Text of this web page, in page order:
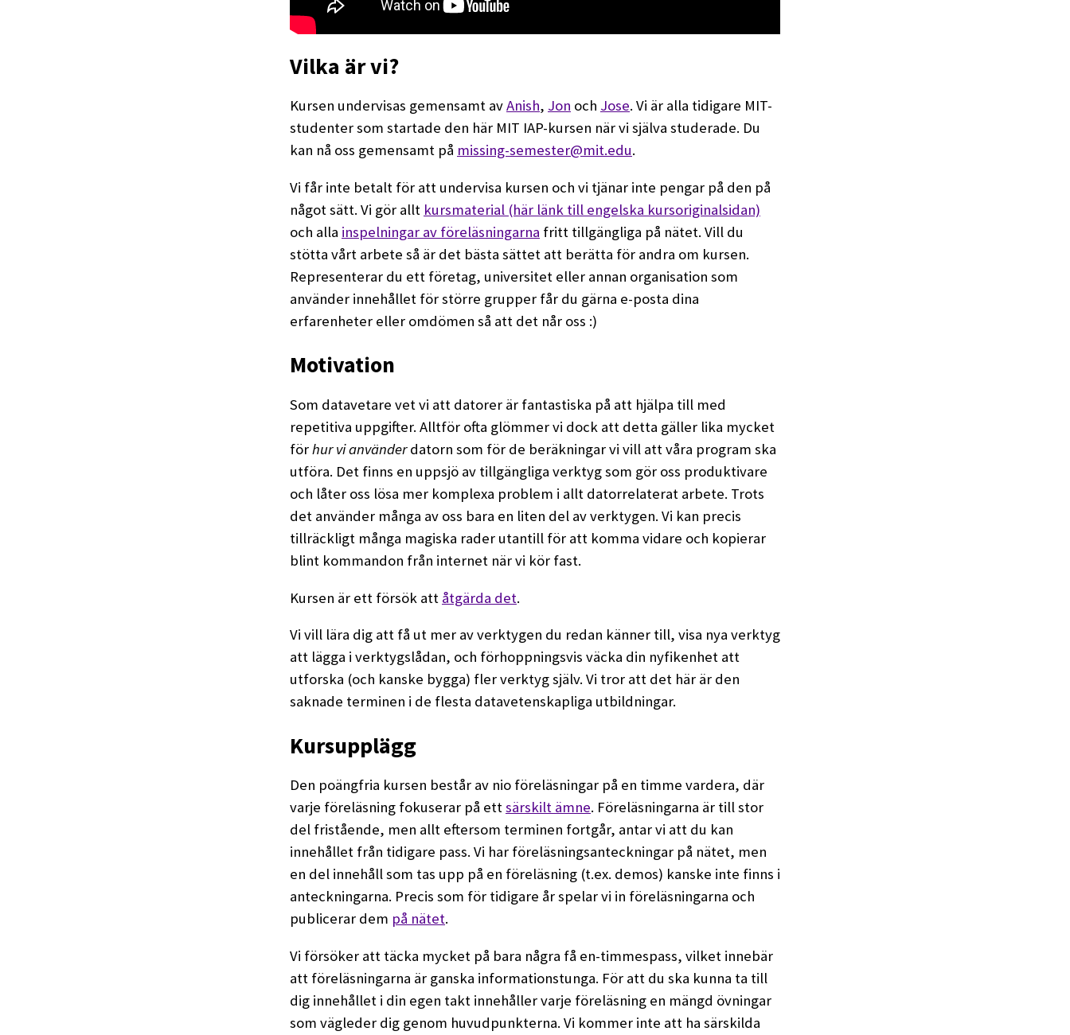
Vilka är vi?
Kursen undervisas gemensamt avAnish, Jon och Jose. Vi är alla tidigare MIT-
studenter som startade den här MIT IAP-kursen när vi själva studerade. Du
kan nå oss gemensamt på missing-semester@mit.edu.
Vi får inte betalt för att undervisa kursen och vi tjänar inte pengar på den på
något sätt. Vi gör allt kursmaterial (här länk till engelska kursoriginalsidan)
och alla inspelningar av föreläsningarna fritt tillgängliga på nätet. Vill du
stötta vårt arbete så är det bästa sättet att berätta för andra om kursen.
Representerar du ett företag, universitet eller annan organisation som
använder innehållet för större grupper får du gärna e-posta dina
erfarenheter eller omdömen så att det når oss :)
Motivation
Som datavetare vet vi att datorer är fantastiska på att hjälpa till med
repetitiva uppgifter. Alltför ofta glömmer vi dock att detta gäller lika mycket
förhur vi använderdatorn som för de beräkningar vi vill att våra program ska
utföra. Det finns en uppsjö av tillgängliga verktyg som gör oss produktivare
och låter oss lösa mer komplexa problem i allt datorrelaterat arbete. Trots
det använder många av oss bara en liten del av verktygen. Vi kan precis
tillräckligt många magiska rader utantill för att komma vidare och kopierar
blint kommandon från internet när vi kör fast.
Kursen är ett försök att åtgärda det.
Vi vill lära dig att få ut mer av verktygen du redan känner till, visa nya verktyg
att lägga i verktygslådan, och förhoppningsvis väcka din nyfikenhet att
utforska (och kanske bygga) fler verktyg själv. Vi tror att det här är den
saknade terminen i de flesta datavetenskapliga utbildningar.
Kursupplägg
Den poängfria kursen består av nio föreläsningar på en timme vardera, där
varje föreläsning fokuserar på ettsärskilt ämne. Föreläsningarna är till stor
del fristående, men allt eftersom terminen fortgår, antar vi att du kan
innehållet från tidigare pass. Vi har föreläsningsanteckningar på nätet, men
en del innehåll som tas upp på en föreläsning (t.ex. demos) kanske inte finns i
anteckningarna. Precis som för tidigare år spelar vi in föreläsningarna och
publicerar dem på nätet.
Vi försöker att täcka mycket på bara några få en-timmespass, vilket innebär
att föreläsningarna är ganska informationstunga. För att du ska kunna ta till
dig innehållet i din egen takt innehåller varje föreläsning en mängd övningar
som vägleder dig genom huvudpunkterna. Vi kommer inte att ha särskilda